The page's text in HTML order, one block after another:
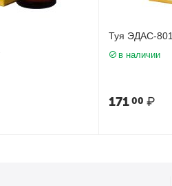
Туя ЭДАС-801
в наличии
17100 ₽